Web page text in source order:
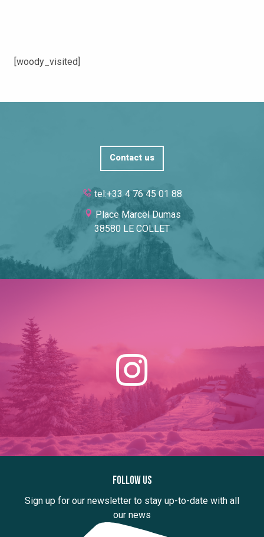
[woody_visited]
Contact us
tel:+33 4 76 45 01 88
Place Marcel Dumas
38580 LE COLLET
Follow us
Sign up for our newsletter to stay up-to-date with all
our news